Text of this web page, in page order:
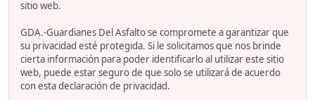
sitio web.
GDA.-Guardianes Del Asfalto se compromete a garantizar que
su privacidad esté protegida. Si le solicitamos que nos brinde
cierta información para poder identificarlo al utilizar este sitio
web, puede estar seguro de que solo se utilizará de acuerdo
con esta declaración de privacidad.